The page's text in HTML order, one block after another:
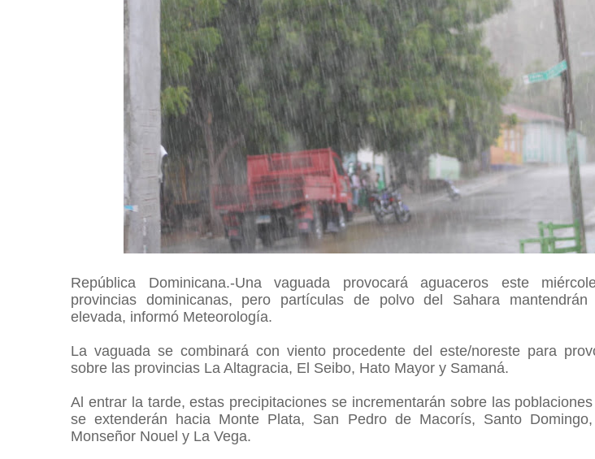
República Dominicana.-Una vaguada provocará aguaceros este
provincias dominicanas, pero partículas de polvo del Sahara mantendrán
elevada, informó Meteorología.
La vaguada se combinará con viento procedente del este/noreste para
sobre las provincias La Altagracia, El Seibo, Hato Mayor y Samaná.
Al entrar la tarde, estas precipitaciones se incrementarán sobre las
se extenderán hacia Monte Plata, San Pedro de Macorís, Santo
Monseñor Nouel y La Vega.